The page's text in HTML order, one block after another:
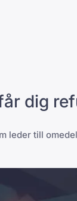
dig
leder till